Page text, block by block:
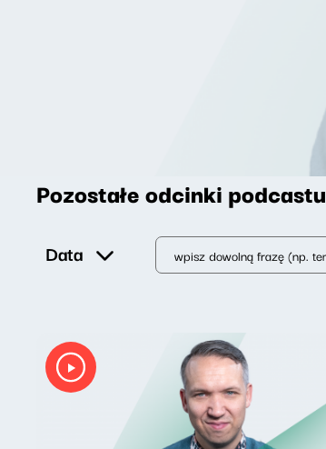
Pozostałe odcinki podcastu
Data